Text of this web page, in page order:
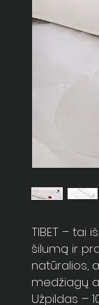
TIBET – tai
šilumą ir
natūralios,
medžiagų
Užpildas –